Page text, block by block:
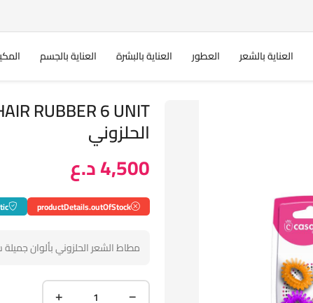
العناية بالشعر العطور العناية بالبشرة العناية بالجسم
الحلزوني
4,500 د.ع
productDetails.outOfStock
مطاط الشعر الحلزوني بألوان